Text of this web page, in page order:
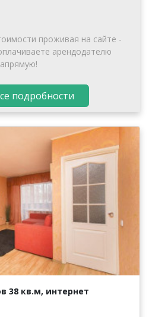
проживая на сайте -
арендодателю
подробности
38 кв.м, интернет